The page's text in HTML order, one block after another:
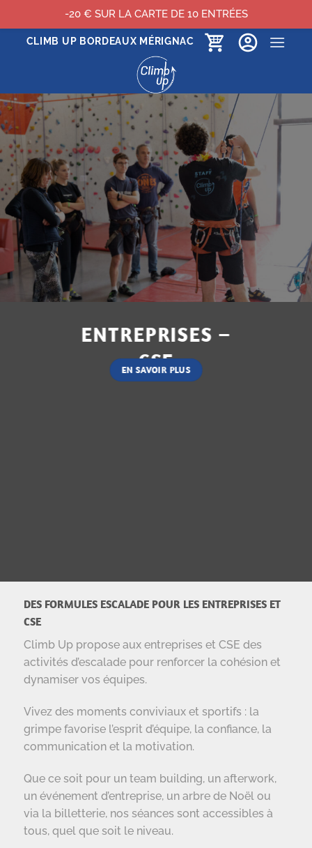
PasserCLIMB UP BORDEAUX MÉRIGNAC
ENTREPRISES –
CSE
EN SAVOIR PLUS
DES FORMULES ESCALADE POUR LES ENTREPRISES ET
CSE
Climb Up propose aux entreprises et CSE des
activités d’escalade pour renforcer la cohésion et
dynamiser vos équipes.
Vivez des moments conviviaux et sportifs : la
grimpe favorise l’esprit d’équipe, la confiance, la
communication et la motivation.
Que ce soit pour un team building, un afterwork,
un événement d’entreprise, un arbre de Noël ou
via la billetterie, nos séances sont accessibles à
tous, quel que soit le niveau.
-20 € SUR LA CARTE DE 10 ENTRÉES